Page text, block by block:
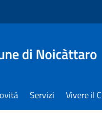
di Noicàttaro
Servizi Vivere il